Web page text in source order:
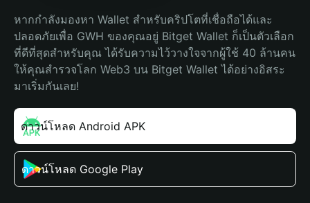
หากกำลังมองหา Wallet สำหรับคริปโตที่เชื่อถือได้และ
ปลอดภัยเพื่อ GWH ของคุณอยู่ Bitget Wallet ก็เป็นตัวเลือก
ที่ดีที่สุดสำหรับคุณ ได้รับความไว้วางใจจากผู้ใช้ 40 ล้านคน
ให้คุณสำรวจโลก Web3 บน Bitget Wallet ได้อย่างอิสระ
มาเริ่มกันเลย!
ดาวน์โหลด Android APK
ดาวน์โหลด Google Play